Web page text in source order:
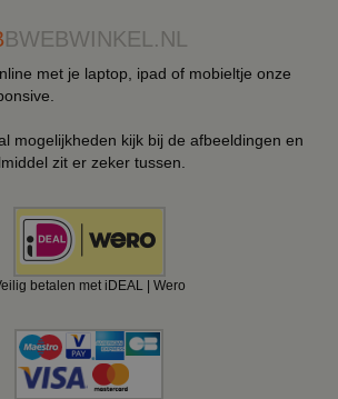
BWEBWINKEL.NL
met je laptop, ipad of mobieltje onze
mogelijkheden kijk bij de afbeeldingen en
zit er zeker tussen.
betalen met iDEAL | Wero